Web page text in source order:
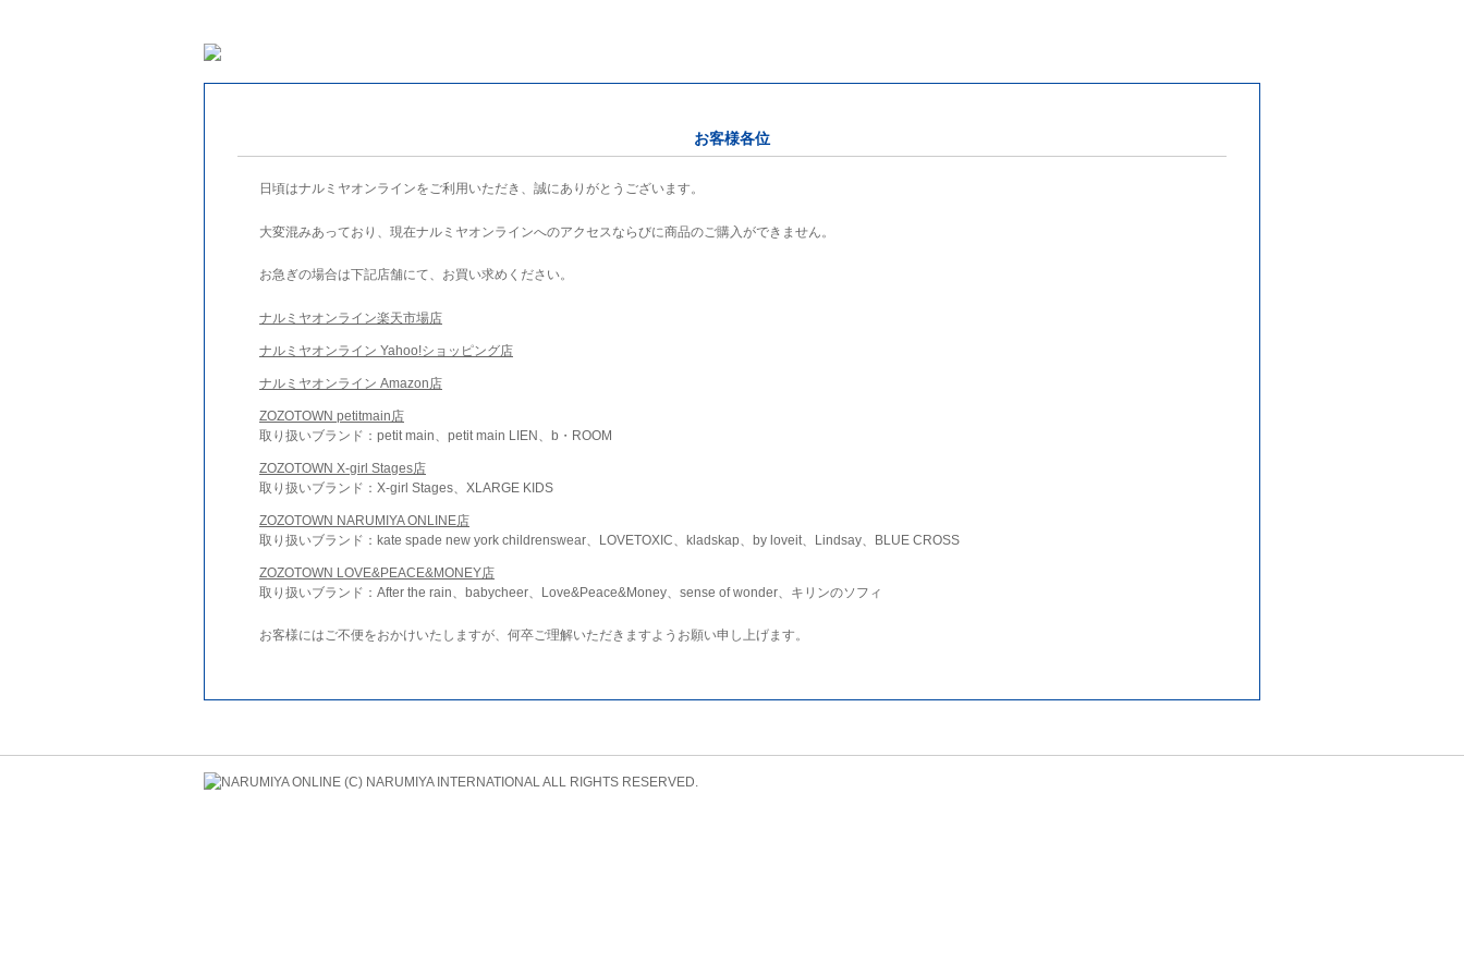
お客様各位
日頃はナルミヤオンラインをご利用いただき、誠にありがとうございます。
大変混みあっており、現在ナルミヤオンラインへのアクセスならびに商品のご購入ができません。
お急ぎの場合は下記店舗にて、お買い求めください。
ナルミヤオンライン楽天市場店
ナルミヤオンライン Yahoo!ショッピング店
ナルミヤオンライン Amazon店
ZOZOTOWN petitmain店
取り扱いブランド：petit main、petit main LIEN、b・ROOM
ZOZOTOWN X-girl Stages店
取り扱いブランド：X-girl Stages、XLARGE KIDS
ZOZOTOWN NARUMIYA ONLINE店
取り扱いブランド：kate spade new york childrenswear、LOVETOXIC、kladskap、by loveit、Lindsay、BLUE CROSS
ZOZOTOWN LOVE&PEACE&MONEY店
取り扱いブランド：After the rain、babycheer、Love&Peace&Money、sense of wonder、キリンのソフィ
お客様にはご不便をおかけいたしますが、何卒ご理解いただきますようお願い申し上げます。